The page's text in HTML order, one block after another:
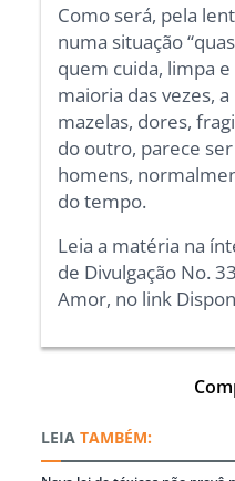
Como será, pela
numa situação
quem cuida, limpa
maioria das vezes,
mazelas, dores,
do outro, parece
homens,
do tempo.
Leia a matéria na
de Divulgação No.
Amor, no link
TAMBÉM: